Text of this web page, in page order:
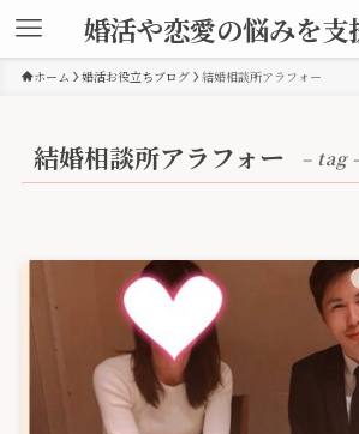
婚活や恋愛の悩みを支
ホーム 婚活お役立ちブログ 結婚相談所アラフォー
結婚相談所アラフォー – tag